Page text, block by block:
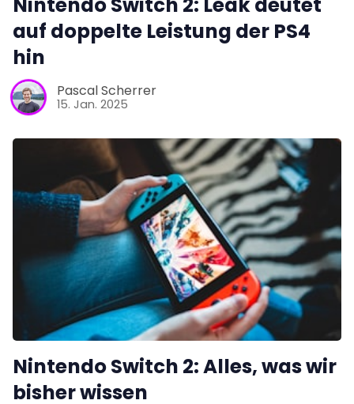
auf doppelte Leistung der PS4
hin
Pascal Scherrer
15. Jan. 2025
Nintendo Switch 2: Alles, was wir
bisher wissen